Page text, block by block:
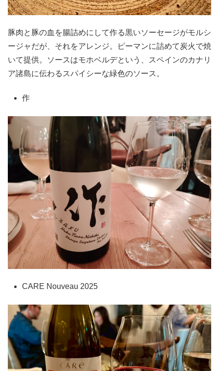
豚肉と豚の血を腸詰めにして作る黒いソーセージがモルシ
ージャだが、それをアレンジ。ピーマンに詰めて炭火で焼
いて提供。ソースはモホベルデという、スペインのカナリ
ア諸島に伝わるスパイシーな緑色のソース。
作
CARE Nouveau 2025